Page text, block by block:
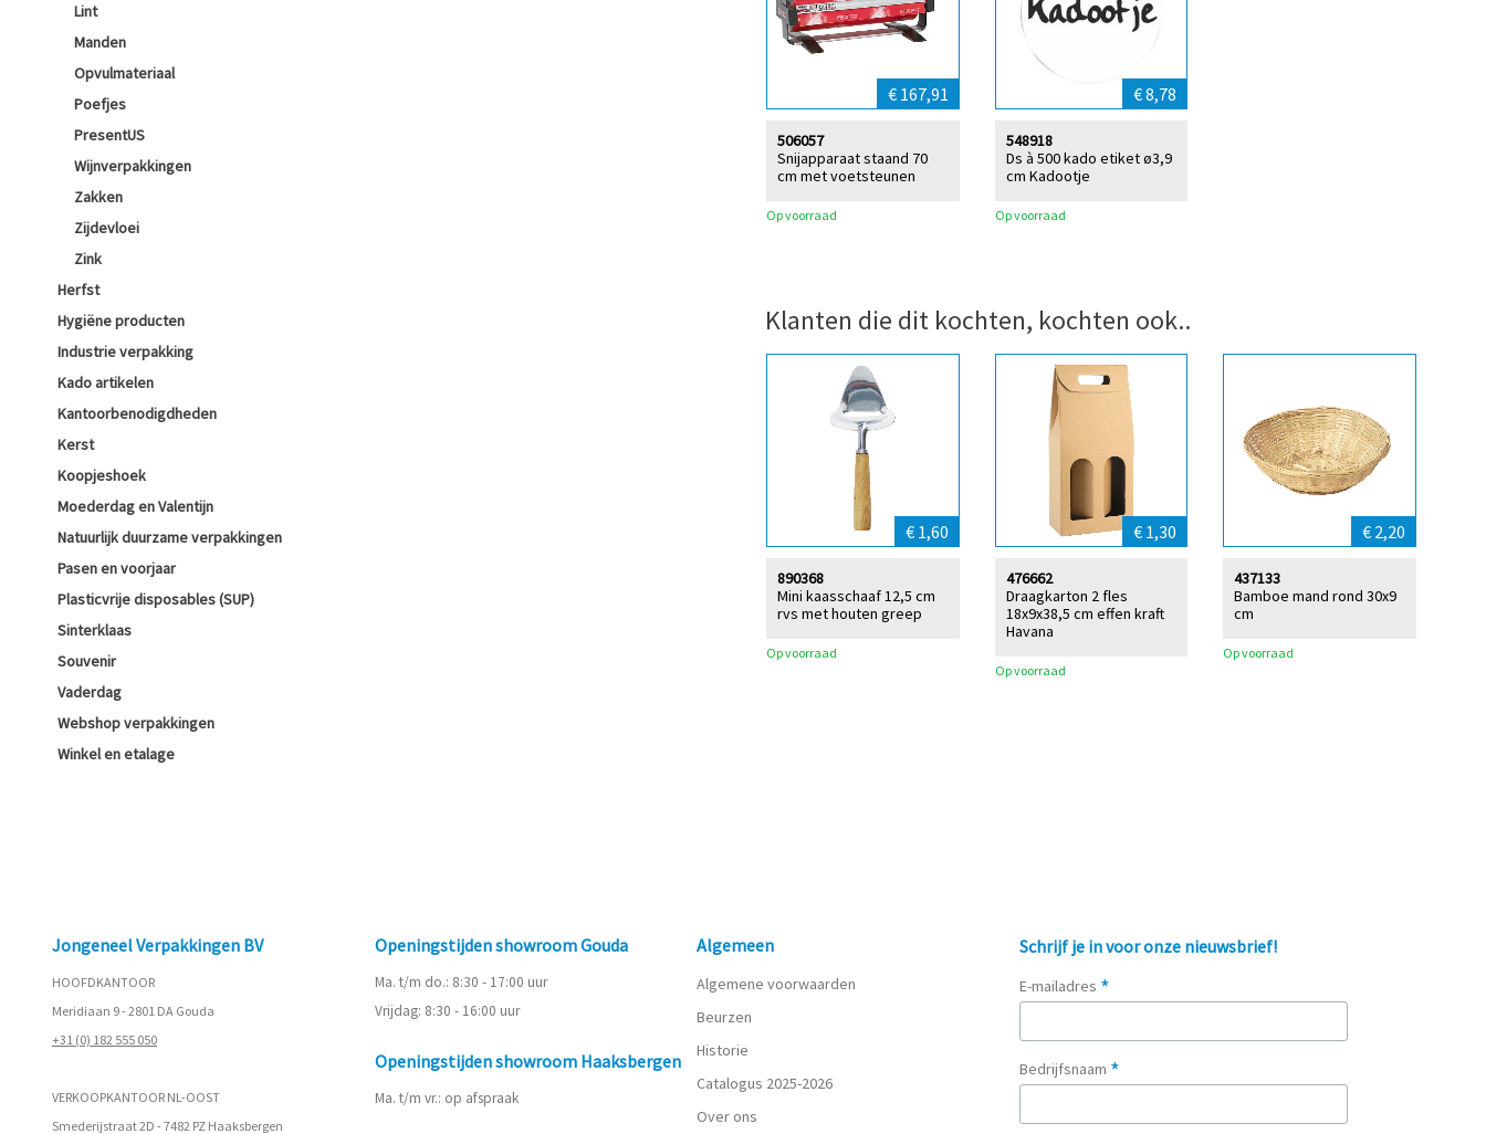
Lint
Manden
Opvulmateriaal
Poefjes
PresentUS
Wijnverpakkingen
Zakken
Zijdevloei
Zink
Herfst
Hygiëne producten
Industrie verpakking
Kado artikelen
Kantoorbenodigdheden
Kerst
Koopjeshoek
Moederdag en Valentijn
Natuurlijk duurzame verpakkingen
Pasen en voorjaar
Plasticvrije disposables (SUP)
Sinterklaas
Souvenir
Vaderdag
Webshop verpakkingen
Winkel en etalage
€ 167,91
Snijapparaat staand 70
cm met voetsteunen
506057
Op voorraad
€ 8,78
Ds à 500 kado etiket ø3,9
cm Kadootje
548918
Op voorraad
Klanten die dit kochten, kochten ook..
€ 1,60
Mini kaasschaaf 12,5 cm
rvs met houten greep
890368
Op voorraad
€ 1,30
Draagkarton 2 fles
18x9x38,5 cm effen kraft
Havana
476662
Op voorraad
€ 2,20
Bamboe mand rond 30x9
cm
437133
Op voorraad
Jongeneel Verpakkingen BV
HOOFDKANTOOR
Meridiaan 9 - 2801 DA Gouda
+31 (0) 182 555 050
VERKOOPKANTOOR NL-OOST
Smederijstraat 2D - 7482 PZ Haaksbergen
Openingstijden showroom Gouda
Ma. t/m do.: 8:30 - 17:00 uur
Vrijdag: 8:30 - 16:00 uur
Openingstijden showroom Haaksbergen
Ma. t/m vr.: op afspraak
Algemeen
Algemene voorwaarden
Beurzen
Historie
Catalogus 2025-2026
Over ons
Schrijf je in voor onze nieuwsbrief!
E-mailadres *
Bedrijfsnaam *